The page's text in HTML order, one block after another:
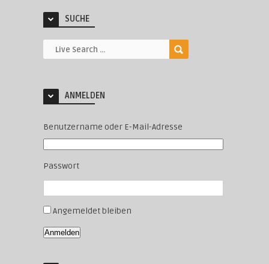
SUCHE
ANMELDEN
Benutzername oder E-Mail-Adresse
Passwort
Angemeldet bleiben
Anmelden